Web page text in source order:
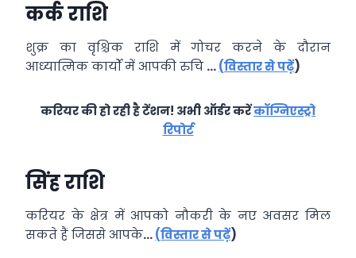
कर्क राशि
शुक्र का वृश्चिक राशि में गोचर करने के दौरान
आध्‍यात्मिक कार्यों में आपकी रुचि …(विस्तार से पढ़ें)
करियर की हो रही है टेंशन! अभी ऑर्डर करेंकॉग्निएस्ट्रो
रिपोर्ट
सिंह राशि
करियर के क्षेत्र में आपको नौकरी के नए अवसर मिल
सकते हैं जिससे आपके…(विस्तार से पढ़ें)